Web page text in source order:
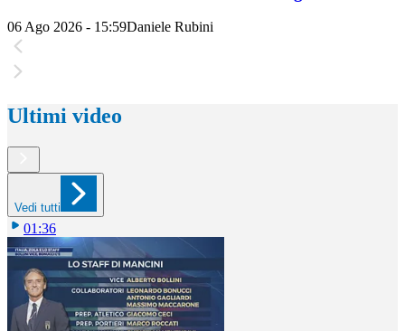
06 Ago 2026 - 15:59Daniele Rubini
Ultimi video
Vedi tutti
01:36